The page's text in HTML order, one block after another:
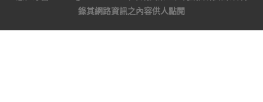
錄其網路資訊之內容供人點閱